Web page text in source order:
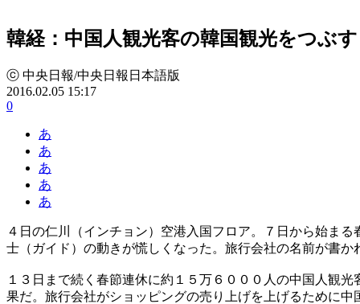
韓経：中国人観光客の韓国観光をつぶす
ⓒ 中央日報/中央日報日本語版
2016.02.05 15:17
0
あ
あ
あ
あ
あ
４日の仁川（インチョン）空港入国フロア。７日から始ま
士（ガイド）の動きが慌しくなった。旅行会社の名前が書
１３日まで続く春節連休に約１５万６０００人の中国人観
果だ。旅行会社がショッピングの売り上げを上げるために